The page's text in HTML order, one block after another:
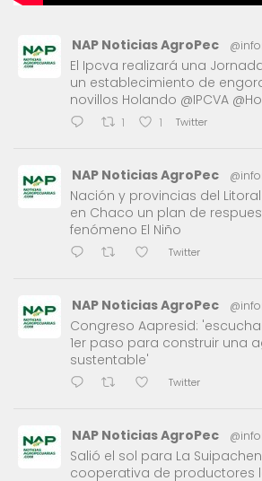
NAP Noticias AgroPec
El Ipcva realizará una
un establecimiento de
novillos Holando @IPCVA
1 1 Twitter
NAP Noticias AgroPec
Nación y provincias del
en Chaco un plan de
fenómeno El Niño
Twitter
NAP Noticias AgroPec
Congreso Aapresid:
1er paso para construir una
sustentable'
Twitter
NAP Noticias AgroPec
Salió el sol para La
cooperativa de productores